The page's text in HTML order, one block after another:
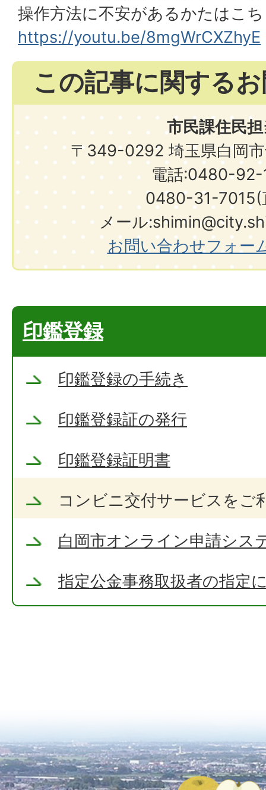
操作方法に不安があるかたはこ
https://youtu.be/8mgWrCXZhyE
この記事に関する
市民課住民
〒349-0292 埼玉県白岡
電話:0480-92-
0480-31-7015(
メール
お問い合わせフォー
印鑑登録
印鑑登録の手続き
印鑑登録証の発行
印鑑登録証明書
コンビニ交付サービスをご
白岡市オンライン申請シス
指定公金事務取扱者の指定